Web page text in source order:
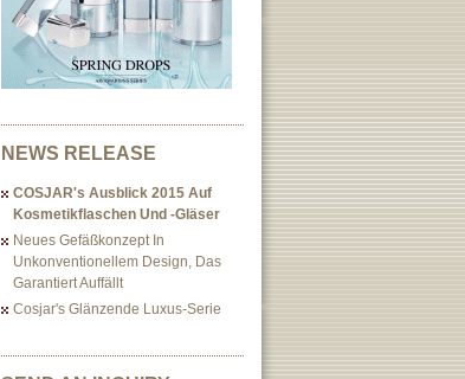
NEWS RELEASE
COSJAR's Ausblick 2015 Auf
Kosmetikflaschen Und -gläser
Neues Gefäßkonzept In
Unkonventionellem Design, Das
Garantiert Auffällt
Cosjar's Glänzende Luxus-Serie